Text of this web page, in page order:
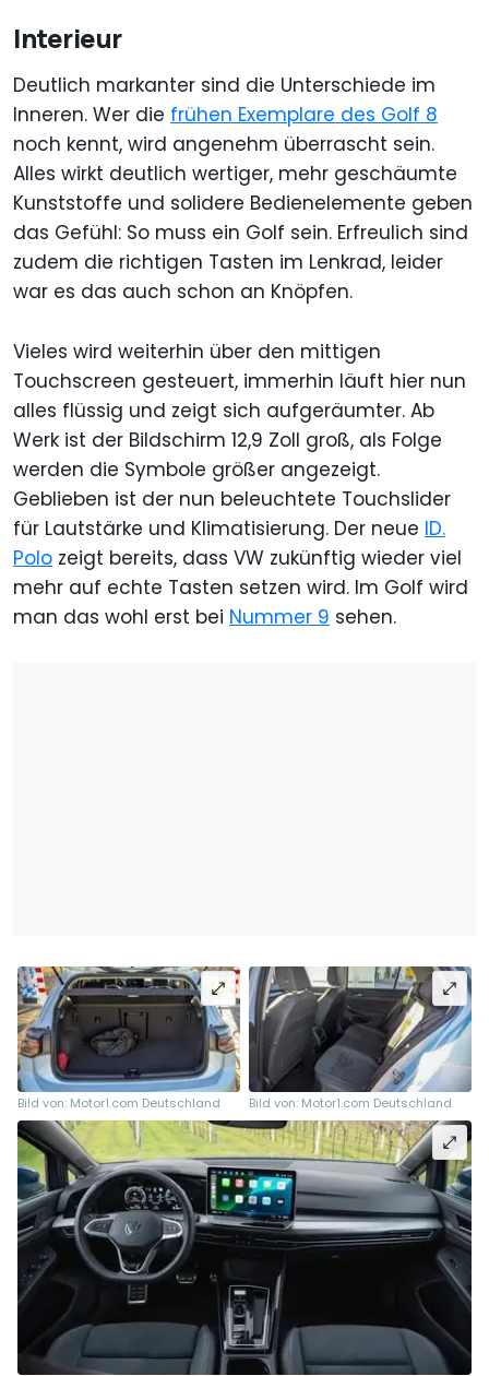
Interieur
Deutlich markanter sind die Unterschiede im
Inneren. Wer die frühen Exemplare des Golf 8
noch kennt, wird angenehm überrascht sein.
Alles wirkt deutlich wertiger, mehr geschäumte
Kunststoffe und solidere Bedienelemente geben
das Gefühl: So muss ein Golf sein. Erfreulich sind
zudem die richtigen Tasten im Lenkrad, leider
war es das auch schon an Knöpfen.
Vieles wird weiterhin über den mittigen
Touchscreen gesteuert, immerhin läuft hier nun
alles flüssig und zeigt sich aufgeräumter. Ab
Werk ist der Bildschirm 12,9 Zoll groß, als Folge
werden die Symbole größer angezeigt.
Geblieben ist der nun beleuchtete Touchslider
für Lautstärke und Klimatisierung. Der neue ID.
Polo zeigt bereits, dass VW zukünftig wieder viel
mehr auf echte Tasten setzen wird. Im Golf wird
man das wohl erst bei Nummer 9 sehen.
Bild von: Motor1.com Deutschland Bild von: Motor1.com Deutschland